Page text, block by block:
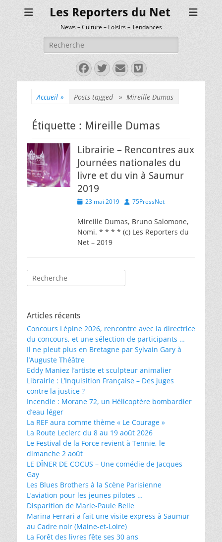
Les Reporters du Net
News – Culture – Loisirs – Tendances
Rechercher :
Facebook
Twitter
E-
mail
Vimeo
Accueil » Posts tagged » Mireille Dumas
Étiquette : Mireille Dumas
Librairie – Rencontres aux
Journées nationales du
livre et du vin à Saumur
2019
Posted
23 mai 2019 Author
75PressNet
Mireille Dumas, Bruno Salomone,
Nomi. * * * * (c) Les Reporters du
Net – 2019
Rechercher :
Articles récents
Concours Lépine 2026, rencontre avec la directrice
du concours, et une sélection de participants …
Il ne pleut plus en Bretagne par Sylvain Gary à
l’Auguste Théâtre
Eddy Maniez l’artiste et sculpteur animalier
Librairie : L’Inquisition Française – Des juges
contre la justice ?
Incendie : Morane 72, un Hélicoptère bombardier
d’eau léger
La REF aura comme thème « Le Courage »
La Route Leclerc du 8 au 19 août 2026
Le Festival de la Force revient à Tennie, le
dimanche 2 août
LE DÎNER DE COCUS – Une comédie de Jacques
Gay
Les Blues Brothers à la Scène Parisienne
L’aviation pour les jeunes pilotes …
Disparition de Marie-Paule Belle
Marina Ferrari a fait une visite express à Saumur
au Cadre noir (Maine-et-Loire)
La Forêt des livres fête ses 30 ans